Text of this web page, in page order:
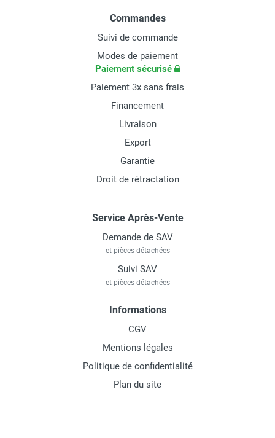
Commandes
Suivi de commande
Modes de paiement
Paiement sécurisé
Paiement 3x sans frais
Financement
Livraison
Export
Garantie
Droit de rétractation
Service Après-Vente
Demande de SAV
et pièces détachées
Suivi SAV
et pièces détachées
Informations
CGV
Mentions légales
Politique de confidentialité
Plan du site